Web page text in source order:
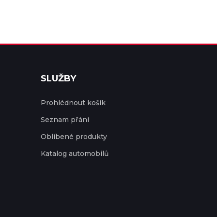
SLUŽBY
Prohlédnout košík
Seznam přání
Oblíbené produkty
Katalog automobilů